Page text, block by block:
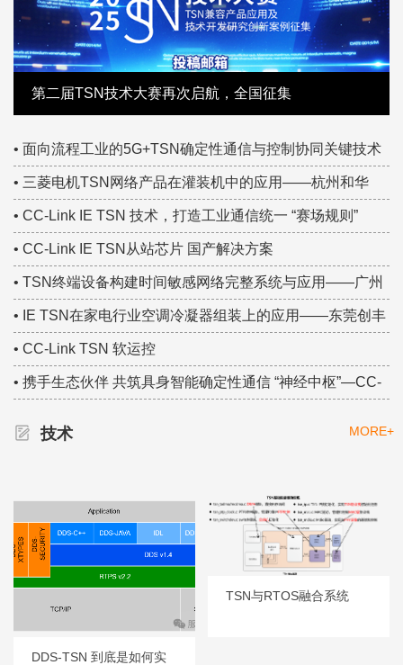
第二届TSN技术大赛再次启航，全国征集
• 面向流程工业的5G+TSN确定性通信与控制协同关键技术
研究——中国移动集团研究院 TSN技术大赛集锦
• 三菱电机TSN网络产品在灌装机中的应用——杭州和华
TSN技术大赛集锦
• CC-Link IE TSN 技术，打造工业通信统一 “赛场规则”
• CC-Link IE TSN从站芯片 国产解决方案
• TSN终端设备构建时间敏感网络完整系统与应用——广州
虹科 TSN技术大赛集锦
• IE TSN在家电行业空调冷凝器组装上的应用——东莞创丰
TSN技术大赛集锦
• CC-Link TSN 软运控
• 携手生态伙伴 共筑具身智能确定性通信 “神经中枢”—CC-
技术 MORE+
DDS-TSN 到底是如何实
TSN与RTOS融合系统